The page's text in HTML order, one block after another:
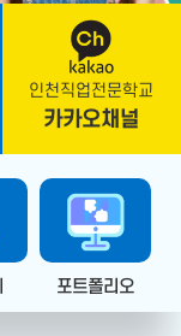
인천직업전문학교
카카오채널
포트폴리오